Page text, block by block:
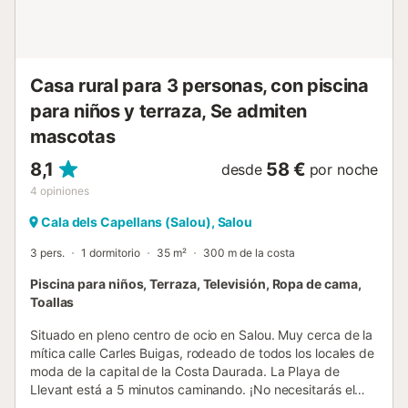
Casa rural para 3 personas, con piscina
para niños y terraza, Se admiten
mascotas
8,1
4 opiniones
desde 58 € por noche
Cala dels Capellans (Salou), Salou
3 pers. 1 dormitorio 35 m² 300 m de la costa
Piscina para niños, Terraza, Televisión, Ropa de cama,
Toallas
Situado en pleno centro de ocio en Salou. Muy cerca de la
mítica calle Carles Buigas, rodeado de todos los locales de
moda de la capital de la Costa Daurada. La Playa de
Llevant está a 5 minutos caminando. ¡No necesitarás el